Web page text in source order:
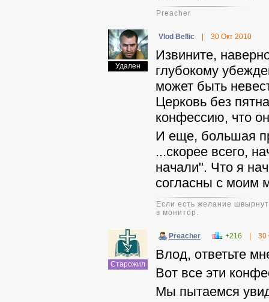
Preacher
Удален
Vlod Bellic 30 Окт 2010
Извините,
глубокому
может быть
Церковь без
конфессию, что
И еще, большая
...скорее всего,
начали". Что я
согласны с моим
Если есть желание
в монитор.
Старожил
Preacher +216 30
Влод, ответьте
Вот все эти
Мы пытаемся